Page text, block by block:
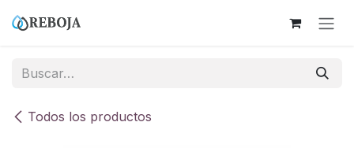
Todos los productos